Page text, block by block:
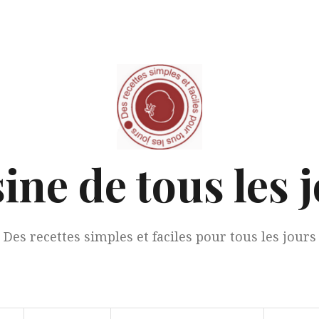
de tous les
Des recettes simples et faciles pour tous les jours